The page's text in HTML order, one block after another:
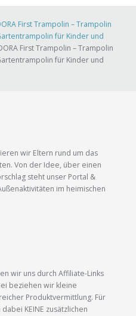
First Trampolin – Trampolin
für Kinder und
First Trampolin – Trampolin
für Kinder und
wir Eltern rund um das
Von der Idee, über einen
steht unser Portal &
im heimischen
wir uns durch Affiliate-Links
beziehen wir kleine
Produktvermittlung. Für
KEINE zusätzlichen